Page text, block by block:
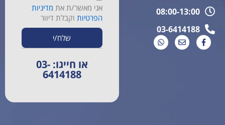
08:00-13:00
03-6414188
אני מאשר/ת את מדיניות
הפרטיות וקבלת דיוור
שלח/י
או חייגו: 03-
6414188